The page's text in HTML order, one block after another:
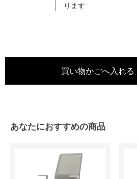
ります
あなたにおすすめの商品